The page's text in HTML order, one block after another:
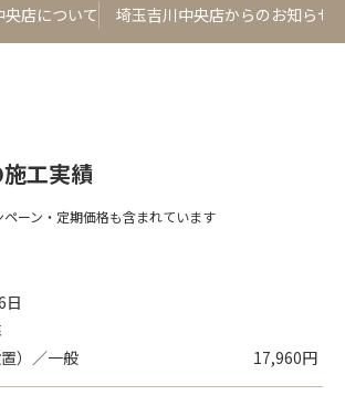
店について 埼玉吉川中央店からのお知らせ
工実績
ーン・定期価格も含まれています
日
上富
）／一般
9,980円